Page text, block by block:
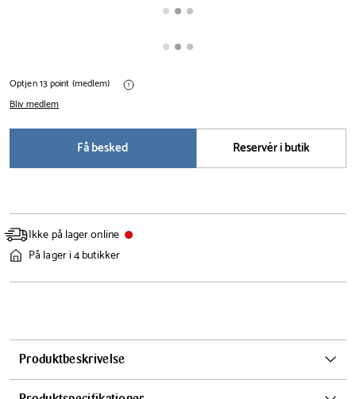
Optjen 13 point (medlem)
Bliv medlem
Få besked Reservér i butik
Ikke på lager online
På lager i 4 butikker
Produktbeskrivelse